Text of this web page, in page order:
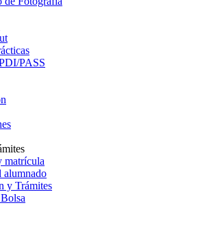
PASS
matrícula
alumnado
y Trámites